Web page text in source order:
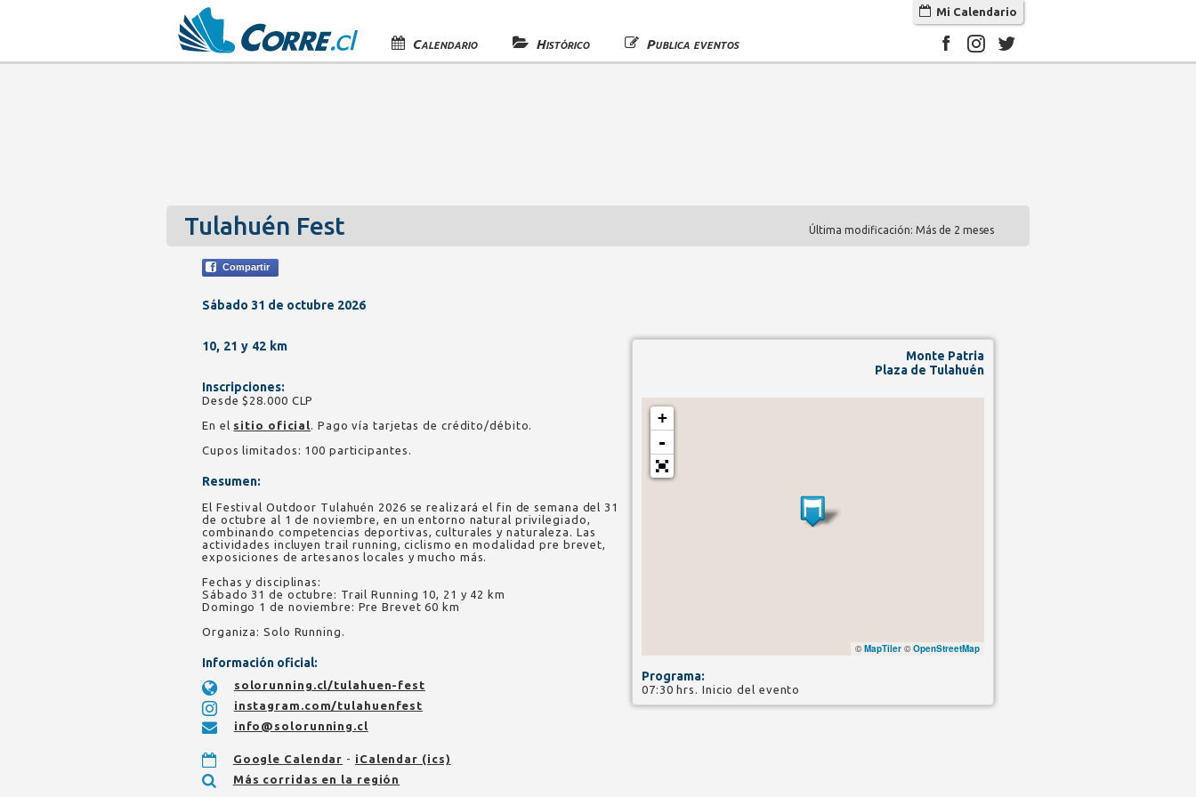
Mi Calendario
Calendario Histórico Publica eventos
Tulahuén Fest
Compartir
Última modificación: Más de 2 meses
Sábado 31 de octubre 2026
Monte Patria
Plaza de Tulahuén
+
-
© MapTiler © OpenStreetMap
Programa:
07:30 hrs. Inicio del evento
10, 21 y 42 km
Inscripciones:
Desde $28.000 CLP
En el sitio oficial. Pago vía tarjetas de crédito/débito.
Cupos limitados: 100 participantes.
Resumen:
El Festival Outdoor Tulahuén 2026 se realizará el fin de semana del 31
de octubre al 1 de noviembre, en un entorno natural privilegiado,
combinando competencias deportivas, culturales y naturaleza. Las
actividades incluyen trail running, ciclismo en modalidad pre brevet,
exposiciones de artesanos locales y mucho más.
Fechas y disciplinas:
Sábado 31 de octubre: Trail Running 10, 21 y 42 km
Domingo 1 de noviembre: Pre Brevet 60 km
Organiza: Solo Running.
Información oficial:
solorunning.cl/tulahuen-fest
instagram.com/tulahuenfest
info@solorunning.cl
Google Calendar - iCalendar (ics)
Más corridas en la región